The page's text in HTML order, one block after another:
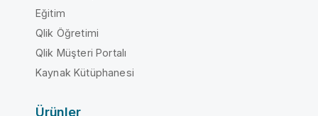
Eğitim
Qlik Öğretimi
Qlik Müşteri Portalı
Kaynak Kütüphanesi
Ürünler